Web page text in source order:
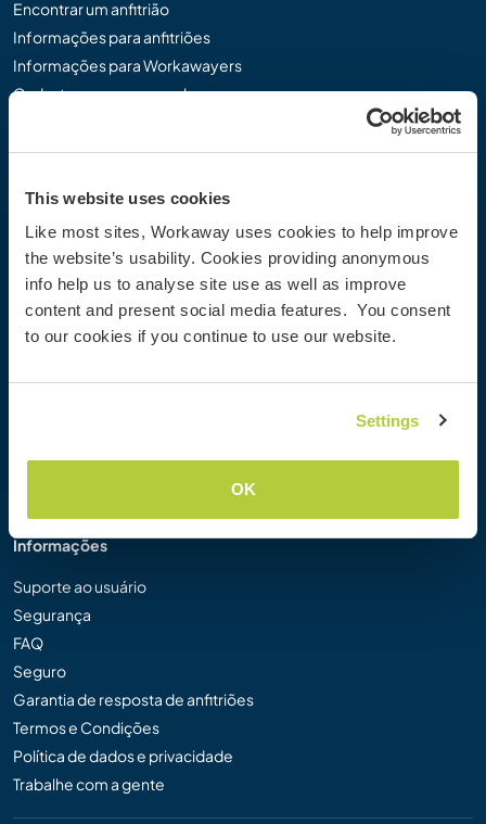
This website uses cookies
Like most sites, Workaway uses cookies to help improve
the website’s usability. Cookies providing anonymous
info help us to analyse site use as well as improve
content and present social media features. You consent
to our cookies if you continue to use our website.
Settings
OK
Encontrar um anfitrião
Informações para anfitriões
Informações para Workawayers
Cadastrar-se como workawayer
Dar uma experiência Workaway de presente
Comunidade
Workaway Blog
Galeria de Fotos Workaway
Workaway.tv
Informações
Suporte ao usuário
Segurança
FAQ
Seguro
Garantia de resposta de anfitriões
Termos e Condições
Política de dados e privacidade
Trabalhe com a gente